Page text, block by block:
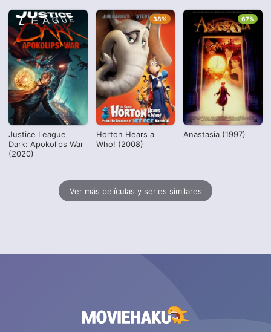
Justice League
Dark: Apokolips War
(2020)
Horton Hears a
Who! (2008)
38%
Anastasia (1997)
67%
Ver más películas y series similares